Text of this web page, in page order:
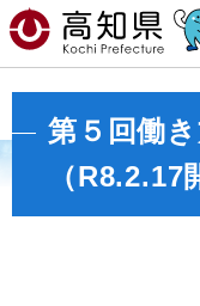
第５回働
（R8.2.17